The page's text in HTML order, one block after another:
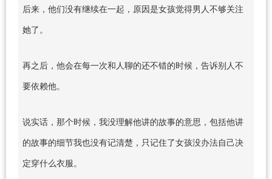
后来，他们没有继续在一起，原因是女孩觉得男人不够关注
她了。
再之后，他会在每一次和人聊的还不错的时候，告诉别人不
要依赖他。
说实话，那个时候，我没理解他讲的故事的意思，包括他讲
的故事的细节我也没有记清楚，只记住了女孩没办法自己决
定穿什么衣服。